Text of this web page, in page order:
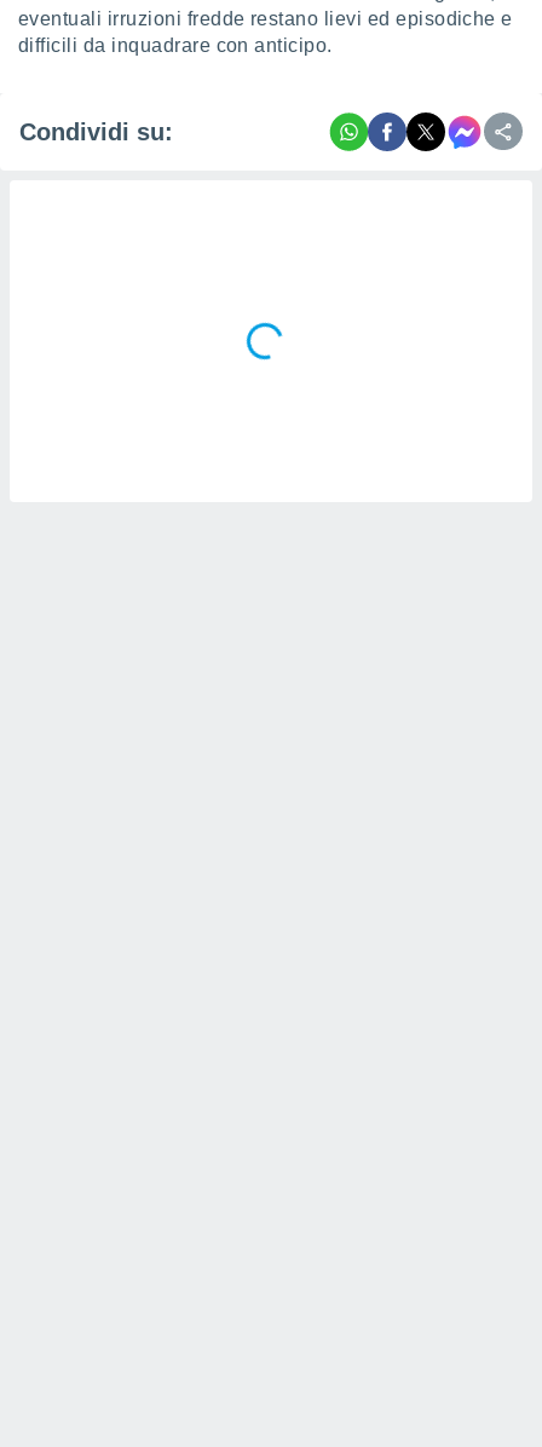
eventuali irruzioni fredde restano lievi ed episodiche e
difficili da inquadrare con anticipo.
Condividi su: